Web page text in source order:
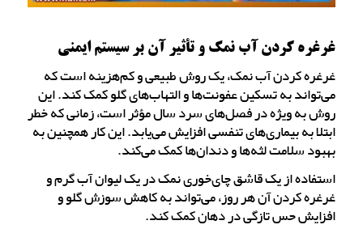
غرغره کردن آب نمک و تأثیر آن بر سیستم ایمنی
غرغره کردن آب نمک، یک روش طبیعی و کم‌هزینه است که
می‌تواند به تسکین عفونت‌ها و التهاب‌های گلو کمک کند. این
روش به ویژه در فصل‌های سرد سال مؤثر است، زمانی که خطر
ابتلا به بیماری‌های تنفسی افزایش می‌یابد. این کار همچنین به
بهبود سلامت لثه‌ها و دندان‌ها کمک می‌کند.
استفاده از یک قاشق چای‌خوری نمک در یک لیوان آب گرم و
غرغره کردن آن هر روز، می‌تواند به کاهش سوزش گلو و
افزایش حس تازگی در دهان کمک کند.